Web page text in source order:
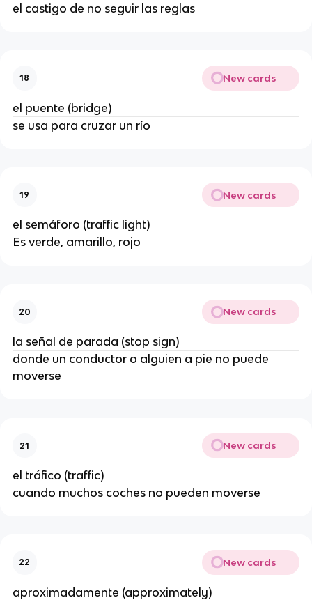
el castigo de no seguir las reglas
18 New cards
el puente (bridge)
se usa para cruzar un río
19 New cards
el semáforo (traffic light)
Es verde, amarillo, rojo
20 New cards
la señal de parada (stop sign)
donde un conductor o alguien a pie no puede
moverse
21 New cards
el tráfico (traffic)
cuando muchos coches no pueden moverse
22 New cards
aproximadamente (approximately)